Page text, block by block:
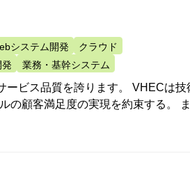
システム開発
クラウド
業務・基幹システム
ービス品質を誇ります。 VHECは技
の顧客満足度の実現を約束する。